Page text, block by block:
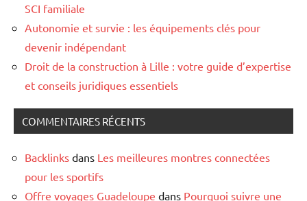
SCI familiale
Autonomie et survie : les équipements clés pour
devenir indépendant
Droit de la construction à Lille : votre guide d’expertise
et conseils juridiques essentiels
COMMENTAIRES RÉCENTS
Backlinks dans Les meilleures montres connectées
pour les sportifs
Offre voyages Guadeloupe dans Pourquoi suivre une